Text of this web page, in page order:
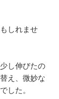
しれませ
し伸びたの
え、微妙な
した。